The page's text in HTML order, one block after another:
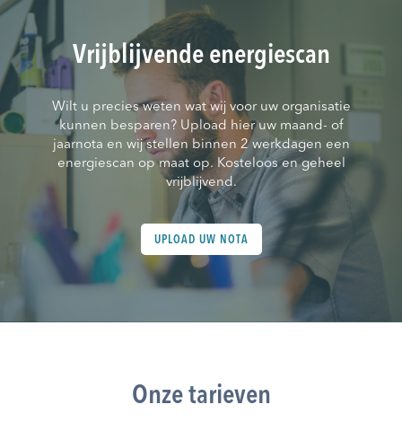
Vrijblijvende energiescan
Wilt u precies weten wat wij voor uw organisatie
kunnen besparen? Upload hier uw maand- of
jaarnota en wij stellen binnen 2 werkdagen een
energiescan op maat op. Kosteloos en geheel
vrijblijvend.
UPLOAD UW NOTA
Onze tarieven